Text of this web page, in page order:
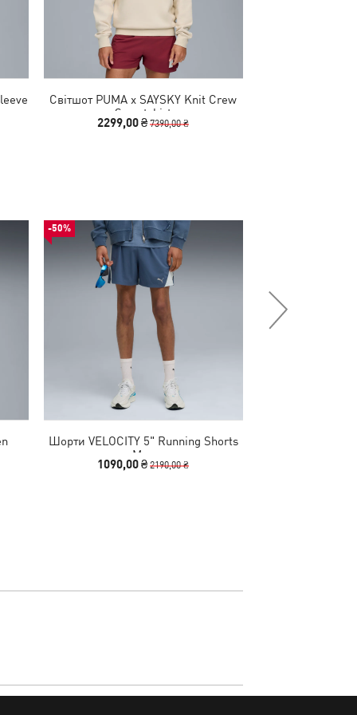
Світшот PUMA x SAYSKY Knit Crew
Sweatshirt
2299,00 ₴7390,00 ₴
-50%
Шорти VELOCITY 5" Running Shorts
Men
1090,00 ₴2190,00 ₴